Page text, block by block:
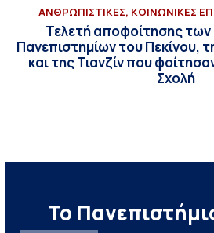
ΑΝΘΡΩΠΙΣΤΙΚΕΣ, ΚΟΙΝΩΝΙΚΕΣ
Τελετή αποφοίτησης
Πανεπιστημίων του Πεκίνου,
και της Τιανζίν που
Σχολή
Το